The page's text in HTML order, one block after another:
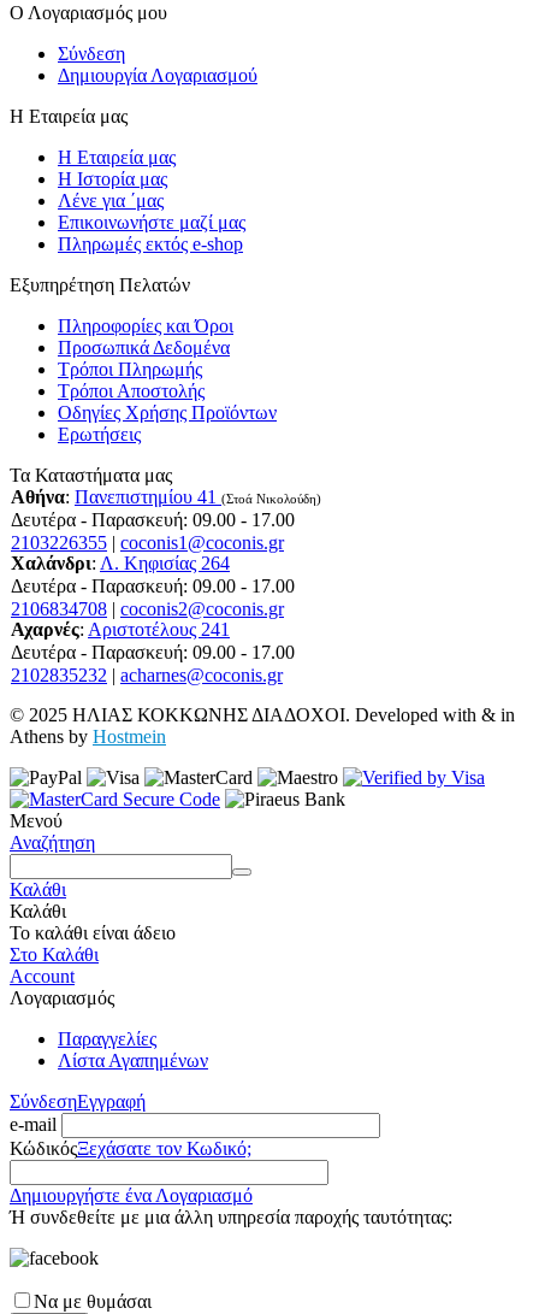
Ο Λογαριασμός μου
Σύνδεση
Δημιουργία Λογαριασμού
Η Εταιρεία μας
Η Εταιρεία μας
Η Ιστορία μας
Λένε για ΄μας
Επικοινωνήστε μαζί μας
Πληρωμές εκτός e-shop
Εξυπηρέτηση Πελατών
Πληροφορίες και Όροι
Προσωπικά Δεδομένα
Τρόποι Πληρωμής
Τρόποι Αποστολής
Οδηγίες Χρήσης Προϊόντων
Ερωτήσεις
Τα Καταστήματα μας
Αθήνα: Πανεπιστημίου 41 (Στοά Νικολούδη)
Δευτέρα - Παρασκευή: 09.00 - 17.00
2103226355 | coconis1@coconis.gr
Χαλάνδρι: Λ. Κηφισίας 264
Δευτέρα - Παρασκευή: 09.00 - 17.00
2106834708 | coconis2@coconis.gr
Αχαρνές: Αριστοτέλους 241
Δευτέρα - Παρασκευή: 09.00 - 17.00
2102835232 | acharnes@coconis.gr
© 2025 ΗΛΙΑΣ ΚΟΚΚΩΝΗΣ ΔΙΑΔΟΧΟΙ. Developed with & in
Athens by Hostmein
Μενού
Αναζήτηση
Καλάθι
Καλάθι
Το καλάθι είναι άδειο
Στο Καλάθι
Account
Λογαριασμός
Παραγγελίες
Λίστα Αγαπημένων
ΣύνδεσηΕγγραφή
e-mail
ΚώδικόςΞεχάσατε τον Κωδικό;
Δημιουργήστε ένα Λογαριασμό
Ή συνδεθείτε με μια άλλη υπηρεσία παροχής ταυτότητας:
Να με θυμάσαι